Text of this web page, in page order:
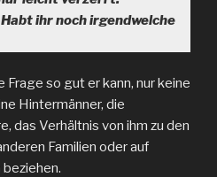
ihr noch irgendwelche
so gut er kann, nur keine
Hintermänner, die
das Verhältnis von ihm zu den
Familien oder auf